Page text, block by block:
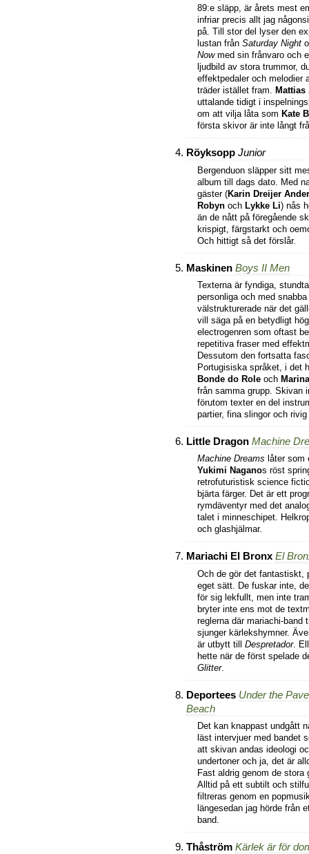
89:e släpp, är årets mest
infriar precis allt jag
på. Till stor del lyser den
lustan frånSaturday Night
Nowmed sin frånvaro och
ljudbild av stora trummor,
effektpedaler och melodier
träder istället fram.
uttalande tidigt i
om att vilja låta som Kate
första skivor är inte långt
Röyksopp Junior
Bergenduon släpper sitt
album till dags dato. Med
gäster (Karin Dreijer
Robyn och Lykke Li) nås
än de nått på föregående
krispigt, färgstarkt och
Och hittigt så det förslår.
Maskinen Boys II Men
Texterna är fyndiga,
personliga och med
välstrukturerade när det
vill säga på en betydligt
electrogenren som oftast
repetitiva fraser med
Dessutom den fortsatta
Portugisiska språket, i det
Bonde do Role och
från samma grupp. Skivan
förutom texter en del
partier, fina slingor och
Little Dragon Machine
Machine Dreams låter som
Yukimi Naganos röst
retrofuturistisk science
bjärta färger. Det är ett
rymdäventyr med det
talet i minneschipet.
och glashjälmar.
Mariachi El Bronx El
Och de gör det fantastiskt,
eget sätt. De fuskar inte,
för sig lekfullt, men inte
bryter inte ens mot de
reglerna där mariachi-band
sjunger kärlekshymner.
är utbytt tillDespretador.
hette när de först spelade
Glitter.
Deportees Under the
Beach
Det kan knappast undgått
läst intervjuer med bandet
att skivan andas ideologi
undertoner och ja, det är
Fast aldrig genom de stora
Alltid på ett subtilt och
filtreras genom en
längesedan jag hörde från
band.
Thåström Kärlek är för